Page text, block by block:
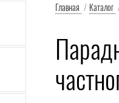
Главная / Каталог